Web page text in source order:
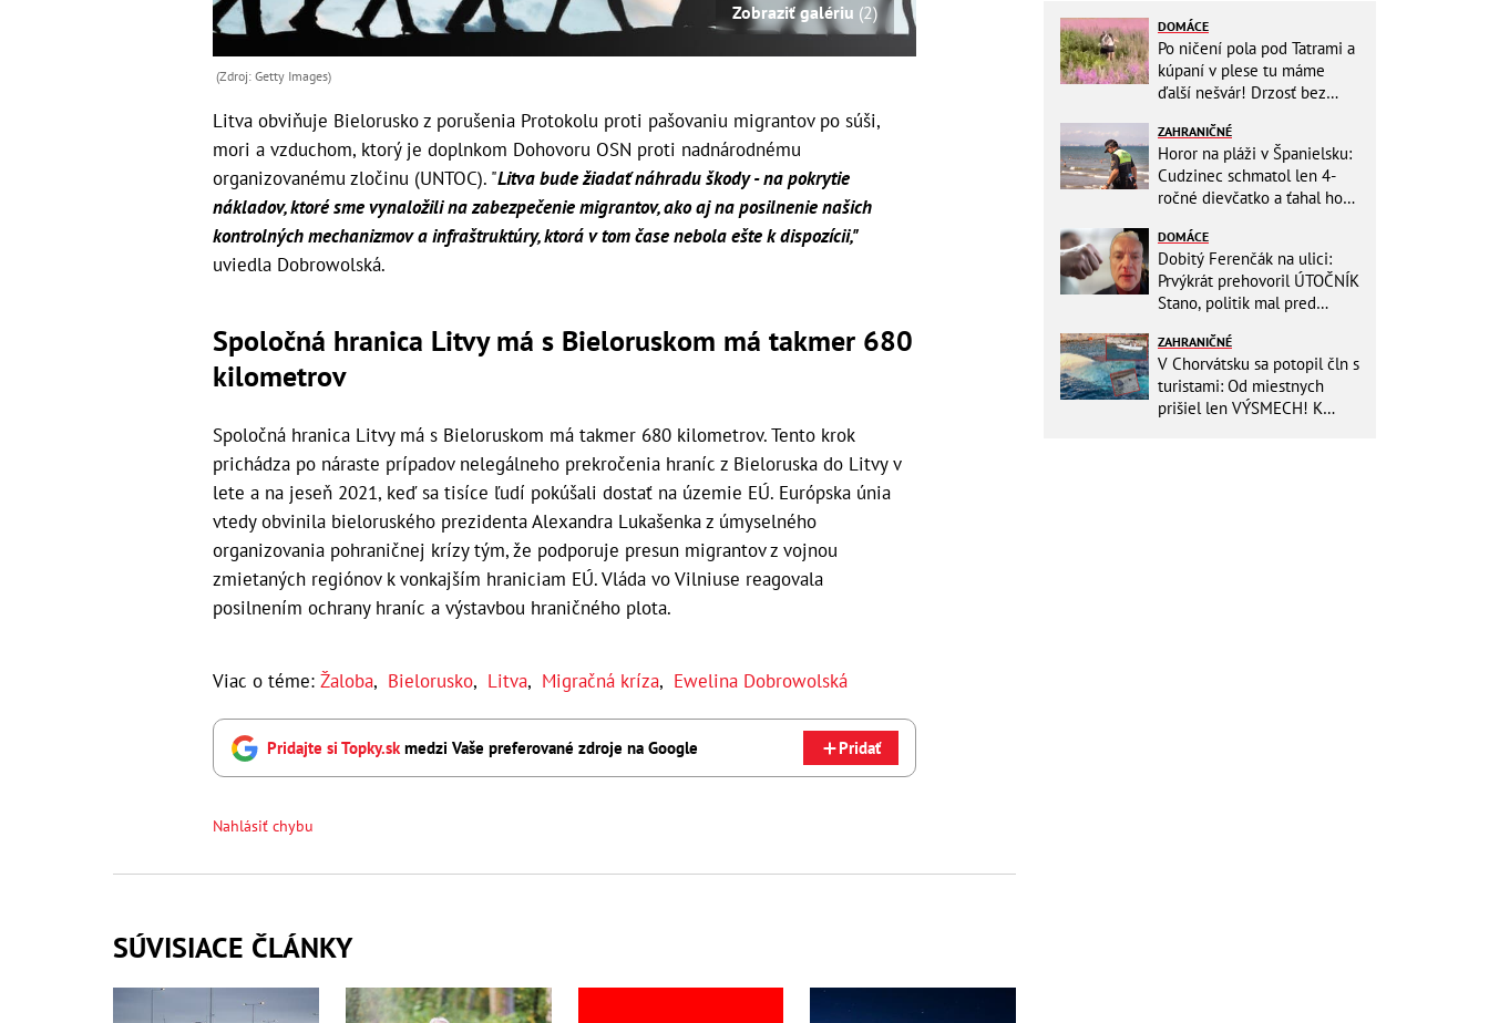
Zobraziť galériu (2)
(Zdroj: Getty Images)
Litva obviňuje Bielorusko z porušenia Protokolu proti pašovaniu migrantov po súši,
mori a vzduchom, ktorý je doplnkom Dohovoru OSN proti nadnárodnému
organizovanému zločinu (UNTOC). "Litva bude žiadať náhradu škody - na pokrytie
nákladov, ktoré sme vynaložili na zabezpečenie migrantov, ako aj na posilnenie našich
kontrolných mechanizmov a infraštruktúry, ktorá v tom čase nebola ešte k dispozícii,"
uviedla Dobrowolská.
Spoločná hranica Litvy má s Bieloruskom má takmer 680
kilometrov
Spoločná hranica Litvy má s Bieloruskom má takmer 680 kilometrov. Tento krok
prichádza po náraste prípadov nelegálneho prekročenia hraníc z Bieloruska do Litvy v
lete a na jeseň 2021, keď sa tisíce ľudí pokúšali dostať na územie EÚ. Európska únia
vtedy obvinila bieloruského prezidenta Alexandra Lukašenka z úmyselného
organizovania pohraničnej krízy tým, že podporuje presun migrantov z vojnou
zmietaných regiónov k vonkajším hraniciam EÚ. Vláda vo Vilniuse reagovala
posilnením ochrany hraníc a výstavbou hraničného plota.
Viac o téme: Žaloba, Bielorusko, Litva, Migračná kríza, Ewelina Dobrowolská
Pridajte si Topky.sk medzi Vaše preferované zdroje na Google Pridať
Nahlásiť chybu
SÚVISIACE ČLÁNKY
DOMÁCE
Po ničení pola pod Tatrami a
kúpaní v plese tu máme
ďalší nešvár! Drzosť bez
vošla do...
ZAHRANIČNÉ
Horor na pláži v Španielsku:
Cudzinec schmatol len 4-
ročné dievčatko a ťahal ho
DOMÁCE
Dobitý Ferenčák na ulici:
Prvýkrát prehovoril ÚTOČNÍK
Stano, politik mal pred
partiu!
ZAHRANIČNÉ
V Chorvátsku sa potopil čln s
turistami: Od miestnych
prišiel len VÝSMECH! K